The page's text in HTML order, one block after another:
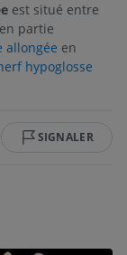
est situé entre
en partie
allongée en
hypoglosse
SIGNALER